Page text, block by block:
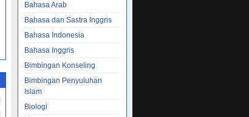
Bahasa Arab
Bahasa dan Sastra Inggris
Bahasa Indonesia
Bahasa Inggris
Bimbingan Konseling
Bimbingan Penyuluhan
Islam
Biologi